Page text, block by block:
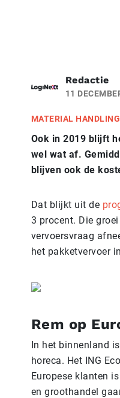
Redactie
11
MATERIAL HANDLING
Ook in 2019 blijft
wel wat af.
blijven ook de
Dat blijkt uit de
3 procent. Die
vervoersvraag
het pakketvervoer
Rem op
In het binnenland
horeca. Het ING
Europese klanten
en groothandel